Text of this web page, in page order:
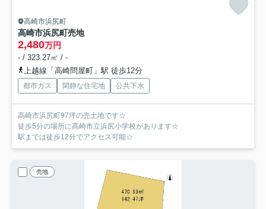
高崎市浜尻町
高崎市浜尻町売地
2,480万円
- / 323.27㎡ / -
上越線「高崎問屋町」駅 徒歩12分
都市ガス 閑静な住宅地 公共下水
高崎市浜尻町97坪の売土地です☆
徒歩5分の場所に高崎市立浜尻小学校があります☆
駅までは徒歩12分でアクセス可能☆
売地